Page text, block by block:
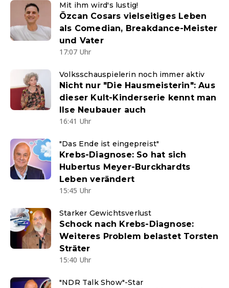
Mit ihm wird's lustig!
Özcan Cosars vielseitiges Leben
als Comedian, Breakdance-Meister
und Vater
17:07 Uhr
Volksschauspielerin noch immer aktiv
Nicht nur "Die Hausmeisterin": Aus
dieser Kult-Kinderserie kennt man
Ilse Neubauer auch
16:41 Uhr
"Das Ende ist eingepreist"
Krebs-Diagnose: So hat sich
Hubertus Meyer-Burckhardts
Leben verändert
15:45 Uhr
Starker Gewichtsverlust
Schock nach Krebs-Diagnose:
Weiteres Problem belastet Torsten
Sträter
15:40 Uhr
"NDR Talk Show"-Star